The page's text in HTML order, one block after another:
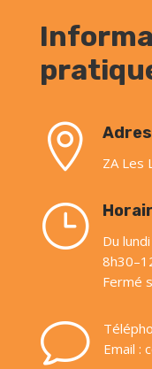
 ZA Les
}
Du
Fermé
v
Email :